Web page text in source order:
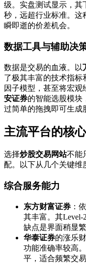
级。实盘测试显示，其
秒，远超行业标准。这
瞬即逝的价差机会。
数据工具与辅助决
数据是交易的血液。以
了极其丰富的技术指标
因子模型，甚至将宏
安证券的智能选股模块
过简单的拖拽即可生成
主流平台的核
选择炒股交易网站不能
配。以下从几个关键维
综合服务能力
东方财富证券 ：
其丰富。其Level-
缺点是界面稍显
华泰证券的涨乐
功能准确率较高
平，适合频繁交易